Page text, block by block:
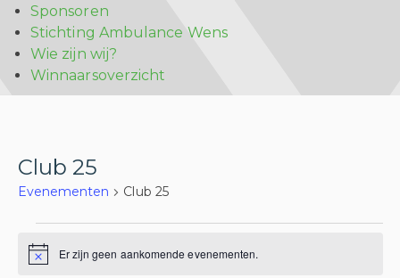
Sponsoren
Stichting Ambulance Wens
Wie zijn wij?
Winnaarsoverzicht
Club 25
Evenementen Club 25
BerichtEr zijn geen aankomende evenementen.